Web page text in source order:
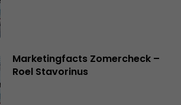
Marketingfacts Zomercheck –
Roel Stavorinus